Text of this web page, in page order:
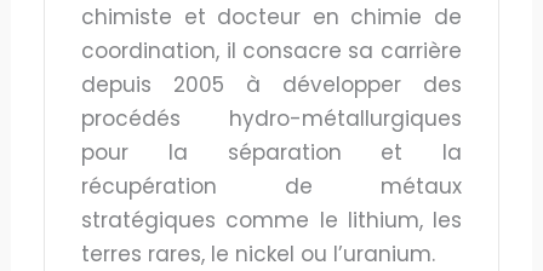
chimiste et docteur en chimie de
coordination, il consacre sa carrière
depuis 2005 à développer des
procédés hydro-métallurgiques
pour la séparation et la
récupération de métaux
stratégiques comme le lithium, les
terres rares, le nickel ou l’uranium.